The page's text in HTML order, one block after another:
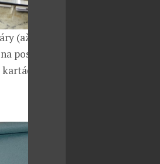
(až 5,8
poslední
pro